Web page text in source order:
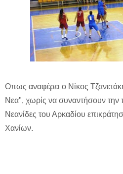
Οπως αναφέρει ο Νίκος
Νεα", χωρίς να συναντήσουν την
Νεανίδες του Αρκαδίου
Χανίων.